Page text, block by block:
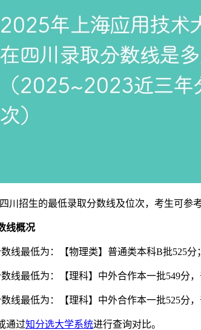
川招生的最低录取分数线及位次，考生可参
线概况
线最低为：【物理类】普通类本科B批525分
线最低为：【理科】中外合作本一批549分
线最低为：【理科】中外合作本一批525分
通过知分选大学系统进行查询对比。